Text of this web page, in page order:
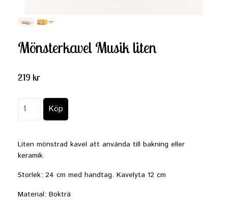
Mönsterkavel Musik liten
219 kr
Liten mönstrad kavel att använda till bakning eller
keramik.
Storlek: 24 cm med handtag. Kavelyta 12 cm
Material: Bokträ